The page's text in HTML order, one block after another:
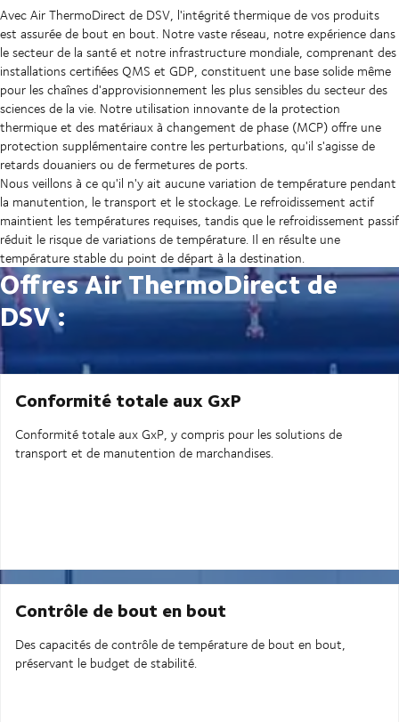
Avec Air ThermoDirect de DSV, l'intégrité thermique de vos produits
est assurée de bout en bout. Notre vaste réseau, notre expérience dans
le secteur de la santé et notre infrastructure mondiale, comprenant des
installations certifiées QMS et GDP, constituent une base solide même
pour les chaînes d'approvisionnement les plus sensibles du secteur des
sciences de la vie. Notre utilisation innovante de la protection
thermique et des matériaux à changement de phase (MCP) offre une
protection supplémentaire contre les perturbations, qu'il s'agisse de
retards douaniers ou de fermetures de ports.
Nous veillons à ce qu'il n'y ait aucune variation de température pendant
la manutention, le transport et le stockage. Le refroidissement actif
maintient les températures requises, tandis que le refroidissement passif
réduit le risque de variations de température. Il en résulte une
température stable du point de départ à la destination.
Offres Air ThermoDirect de
DSV :
Conformité totale aux GxP
Conformité totale aux GxP, y compris pour les solutions de
transport et de manutention de marchandises.
Contrôle de bout en bout
Des capacités de contrôle de température de bout en bout,
préservant le budget de stabilité.